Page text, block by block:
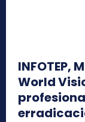
INFOTEP,
World